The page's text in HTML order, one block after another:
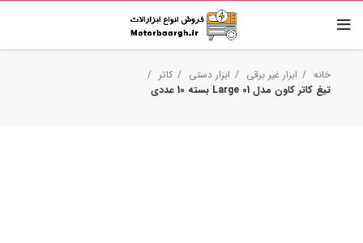
خانه ابزار غیر برقی ابزار دستی
کاتر
تیغ کاتر کاون مدل Large 01 بسته 10 عددی